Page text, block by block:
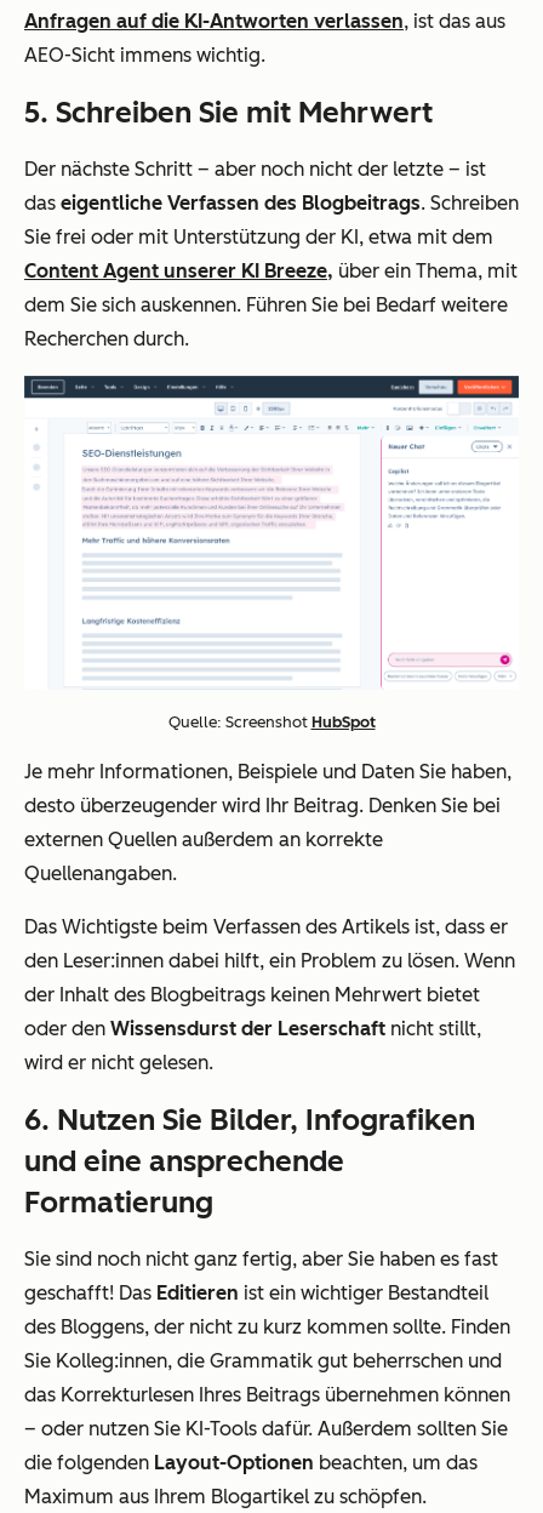
Anfragen auf die KI-Antworten verlassen, ist das aus
AEO-Sicht immens wichtig.
5. Schreiben Sie mit Mehrwert
Der nächste Schritt – aber noch nicht der letzte – ist
das eigentliche Verfassen des Blogbeitrags. Schreiben
Sie frei oder mit Unterstützung der KI, etwa mit dem
Content Agent unserer KI Breeze, über ein Thema, mit
dem Sie sich auskennen. Führen Sie bei Bedarf weitere
Recherchen durch.
Quelle: Screenshot HubSpot
Je mehr Informationen, Beispiele und Daten Sie haben,
desto überzeugender wird Ihr Beitrag. Denken Sie bei
externen Quellen außerdem an korrekte
Quellenangaben.
Das Wichtigste beim Verfassen des Artikels ist, dass er
den Leser:innen dabei hilft, ein Problem zu lösen. Wenn
der Inhalt des Blogbeitrags keinen Mehrwert bietet
oder den Wissensdurst der Leserschaft nicht stillt,
wird er nicht gelesen.
6. Nutzen Sie Bilder, Infografiken
und eine ansprechende
Formatierung
Sie sind noch nicht ganz fertig, aber Sie haben es fast
geschafft! Das Editieren ist ein wichtiger Bestandteil
des Bloggens, der nicht zu kurz kommen sollte. Finden
Sie Kolleg:innen, die Grammatik gut beherrschen und
das Korrekturlesen Ihres Beitrags übernehmen können
– oder nutzen Sie KI-Tools dafür. Außerdem sollten Sie
die folgenden Layout-Optionen beachten, um das
Maximum aus Ihrem Blogartikel zu schöpfen.